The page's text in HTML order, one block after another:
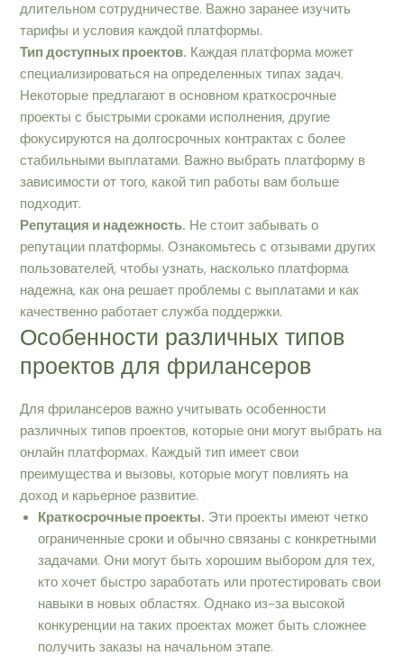
длительном сотрудничестве. Важно заранее изучить
тарифы и условия каждой платформы.
Тип доступных проектов. Каждая платформа может
специализироваться на определенных типах задач.
Некоторые предлагают в основном краткосрочные
проекты с быстрыми сроками исполнения, другие
фокусируются на долгосрочных контрактах с более
стабильными выплатами. Важно выбрать платформу в
зависимости от того, какой тип работы вам больше
подходит.
Репутация и надежность. Не стоит забывать о
репутации платформы. Ознакомьтесь с отзывами других
пользователей, чтобы узнать, насколько платформа
надежна, как она решает проблемы с выплатами и как
качественно работает служба поддержки.
Особенности различных типов
проектов для фрилансеров
Для фрилансеров важно учитывать особенности
различных типов проектов, которые они могут выбрать на
онлайн платформах. Каждый тип имеет свои
преимущества и вызовы, которые могут повлиять на
доход и карьерное развитие.
Краткосрочные проекты. Эти проекты имеют четко
ограниченные сроки и обычно связаны с конкретными
задачами. Они могут быть хорошим выбором для тех,
кто хочет быстро заработать или протестировать свои
навыки в новых областях. Однако из-за высокой
конкуренции на таких проектах может быть сложнее
получить заказы на начальном этапе.